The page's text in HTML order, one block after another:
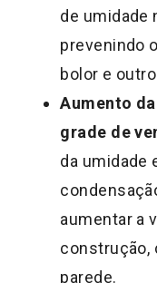
de umidade
prevenindo
bolor e
Aumento
grade de
da umidade
aumentar a
construção,
parede.